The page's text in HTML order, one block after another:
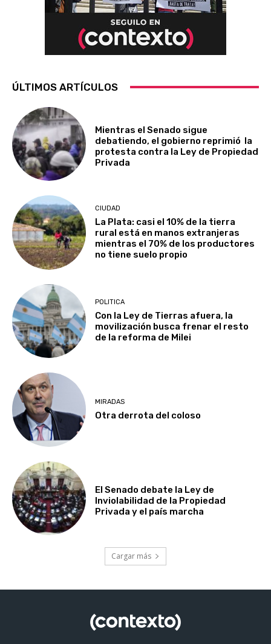
ÚLTIMOS ARTÍCULOS
Mientras el Senado sigue
debatiendo, el gobierno reprimió la
protesta contra la Ley de Propiedad
Privada
CIUDAD
La Plata: casi el 10% de la tierra
rural está en manos extranjeras
mientras el 70% de los productores
no tiene suelo propio
POLITICA
Con la Ley de Tierras afuera, la
movilización busca frenar el resto
de la reforma de Milei
MIRADAS
Otra derrota del coloso
El Senado debate la Ley de
Inviolabilidad de la Propiedad
Privada y el país marcha
Cargar más